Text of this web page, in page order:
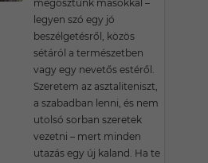
megosztunk másokkal –
legyen szó egy jó
beszélgetésről, közös
sétáról a természetben
vagy egy nevetős estéről.
Szeretem az asztaliteniszt,
a szabadban lenni, és nem
utolsó sorban szeretek
vezetni – mert minden
utazás egy új kaland. Ha te